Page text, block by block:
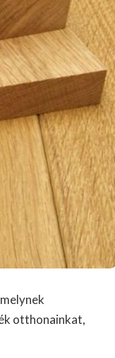
otthonainkat,